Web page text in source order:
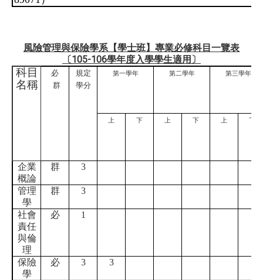
風險管理與保險學系【學士班】專業必修科目一覽表
〔105-106學年度入學學生適用〕
科目
名稱
必
群
規定
學分
第一學年 第二學年 第三學年
上 下 上 下 上 下
企業
概論
群 3
管理
學
群 3
社會
責任
與倫
理
必 1
保險
學
必 3 3